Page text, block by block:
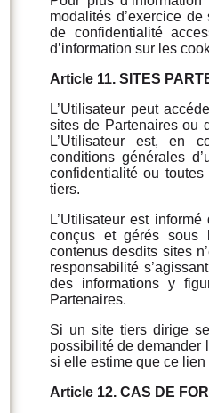
modalités d’exercice
de confidentialité
d’information sur les
Article 11. SITES
L’Utilisateur peut
sites de Partenaires ou
L’Utilisateur est, en
conditions générales
confidentialité ou
tiers.
L’Utilisateur est
conçus et gérés sous
contenus desdits sites
responsabilité
des informations y
Partenaires.
Si un site tiers dirige
possibilité de demander
si elle estime que ce lien
Article 12. CAS DE